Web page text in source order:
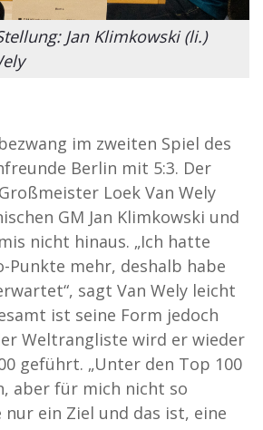
Jan Klimkowski (li.)
im zweiten Spiel des
Berlin mit 5:3. Der
Loek Van Wely
GM Jan Klimkowski und
nicht hinaus. „Ich hatte
Punkte mehr, deshalb habe
sagt Van Wely leicht
ist seine Form jedoch
Weltrangliste wird er wieder
geführt. „Unter den Top 100
aber für mich nicht so
ein Ziel und das ist, eine